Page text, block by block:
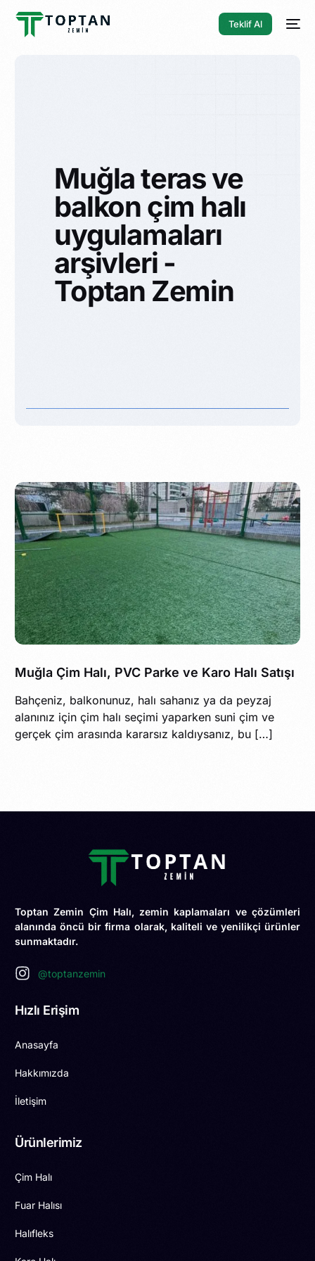
Teklif Al
Muğla teras ve
balkon çim halı
uygulamaları
arşivleri -
Toptan Zemin
Muğla Çim Halı, PVC Parke ve Karo Halı Satışı
Bahçeniz, balkonunuz, halı sahanız ya da peyzaj
alanınız için çim halı seçimi yaparken suni çim ve
gerçek çim arasında kararsız kaldıysanız, bu […]
Toptan Zemin Çim Halı, zemin kaplamaları ve çözümleri
alanında öncü bir firma olarak, kaliteli ve yenilikçi ürünler
sunmaktadır.
@toptanzemin
Hızlı Erişim
Anasayfa
Hakkımızda
İletişim
Ürünlerimiz
Çim Halı
Fuar Halısı
Halıfleks